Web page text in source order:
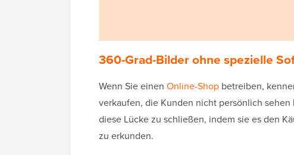
360-Grad-Bilder ohne spezielle
Wenn Sie einen Online-Shop betreiben,
verkaufen, die Kunden nicht persönlich
diese Lücke zu schließen, indem sie es den
zu erkunden.